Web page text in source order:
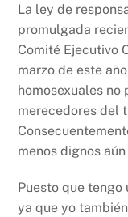
La ley de
promulgada
Comité Ejecutivo
marzo de este
homosexuales no
merecedores del
menos dignos
Puesto que tengo
ya que yo